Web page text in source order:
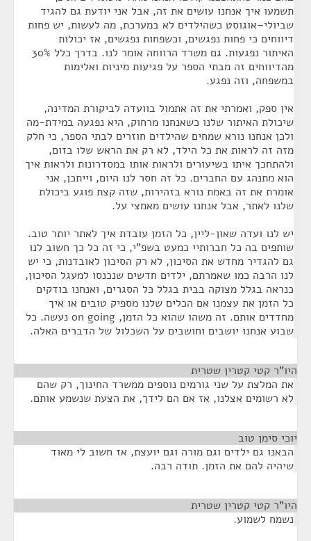
תשמעו איך אנחנו עושים את זה, אבל אני יודעת גם להגיד
שביולי–אוגוסט כשהילדים לא במערכת, מה לעשות, יש פחות
דיווחים כי פחות נפגשים, וכשפחות נפגשים, אז יכולות
האיתור נפגעות. גם משרד הרווחה אומר לנו. בדרך כלל 30%
מהדיווחים זה מבתי הספר על פגיעות מיניות ואלימות
במשפחה, וזה נפגע.
אין ספק, ואמרתי את זה אתמול בוועדה לביקורת המדינה,
שיכולת האיתור שלנו כשאנחנו מרחוק, היא נפגעה במידת-מה
ולכן אנחנו נורא שמחים שהילדים חוזרים לבתי הספר, כי חלק
מזה זה לראות את כל הילד, לא רק את הראש שלו בזום,
ולהתחכך איתו בשיעורים ולראות אותו במסדרונות ולראות איך
הוא מתנהג עם החברים. כל זה חסר לנו היום, וייתכן, אני
אומרת את זה באמת נורא בזהירות, שזה קצת פוגע ביכולת
שלנו לאתר, אבל אנחנו עושים מאמצי על.
יש לנו ועדה שאון-ליין, כל הזמן עובדת איך לאתר יותר טוב.
שותפים בה כל חברותיי כמעט בשפ"י, כי זה כל כך חשוב לנו
גם להגדיר מחדש את הסיכון, לא רק הסיכון לאובדנות, כי יש
לנו הרבה כמו שאמרתם, ילדים חדשים שנכנסו למעגל הסיכון,
כנראה בגלל מצוקה בבית בגלל כל הסגרים, ואנחנו בודקים
כל הזמן את עצמנו אם הכלים שלנו מספיק טובים או איך
מחדדים אותם. זה משהו שהוא כל הזמן, on going נעשה. כל
שבוע אנחנו יושבים וחושבים על השכלול של הדברים האלה.
היו"ר קטי קטרין שטרית
את המלצת על שני גורמים נוספים ממשרד החינוך, רק שהם
לא רשומים אצלנו, אז אם הם לידך, את הצעת שנשמע אותם.
יוכי סימן טוב
הבאנו גם ילדים וגם מורה וגם יועצת, אז חשוב לי מאוד
שיהיה להם את הזמן. תודה רבה.
היו"ר קטי קטרין שטרית
נשמח לשמוע.